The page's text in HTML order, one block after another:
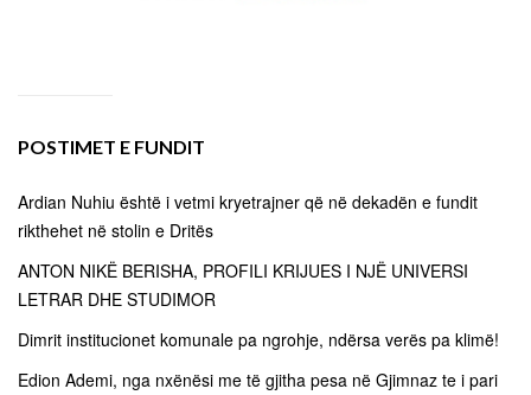
POSTIMET E FUNDIT
Ardian Nuhiu është i vetmi kryetrajner që në dekadën e fundit
rikthehet në stolin e Dritës
ANTON NIKË BERISHA, PROFILI KRIJUES I NJË UNIVERSI
LETRAR DHE STUDIMOR
Dimrit institucionet komunale pa ngrohje, ndërsa verës pa klimë!
Edion Ademi, nga nxënësi me të gjitha pesa në Gjimnaz te i pari